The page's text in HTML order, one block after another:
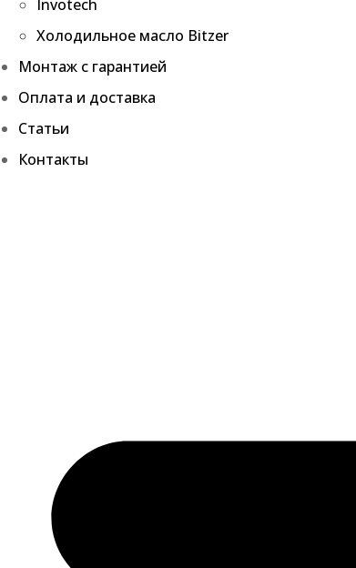
Invotech
Холодильное масло Bitzer
Монтаж с гарантией
Оплата и доставка
Статьи
Контакты